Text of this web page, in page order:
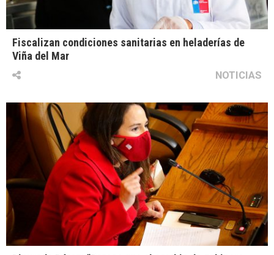
Fiscalizan condiciones sanitarias en heladerías de
Viña del Mar
NOTICIAS